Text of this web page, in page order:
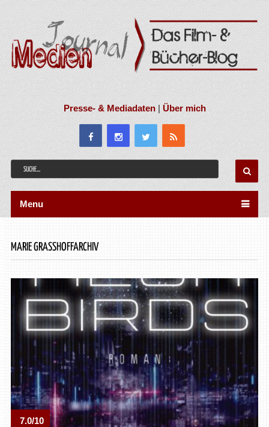
Presse- & Mediadaten|Über mich
Menu
MARIE GRASSHOFFARCHIV
7.0/10